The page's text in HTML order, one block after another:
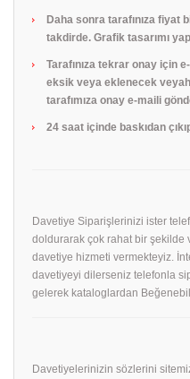
Daha sonra tarafınıza fiyat
takdirde. Grafik tasarımı
Tarafınıza tekrar onay için
eksik veya eklenecek
tarafımıza onay e-maili
24 saat içinde baskıdan
Davetiye Siparişlerinizi ister
doldurarak çok rahat bir şekilde
davetiye hizmeti vermekteyiz.
davetiyeyi dilerseniz telefonla
gelerek kataloglardan
Davetiyelerinizin sözlerini